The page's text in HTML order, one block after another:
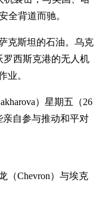
全背道而驰。
克斯坦的石油。乌克
罗西斯克港的无人机
业。
）星期五（26
亲自参与推动和平对
（Chevron）与埃克